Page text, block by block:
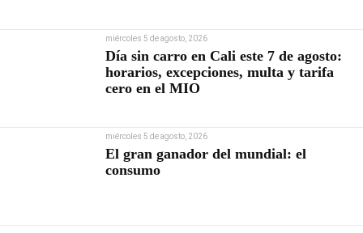
miércoles 5 de agosto, 2026
Día sin carro en Cali este 7 de agosto:
horarios, excepciones, multa y tarifa
cero en el MIO
miércoles 5 de agosto, 2026
El gran ganador del mundial: el
consumo